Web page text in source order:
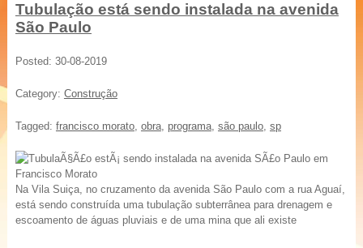
Tubulação está sendo instalada na avenida
São Paulo
Posted: 30-08-2019
Category: Construção
Tagged: francisco morato, obra, programa, são paulo, sp
Na Vila Suiça, no cruzamento da avenida São Paulo com a rua Aguaí,
está sendo construída uma tubulação subterrânea para drenagem e
escoamento de águas pluviais e de uma mina que ali existe